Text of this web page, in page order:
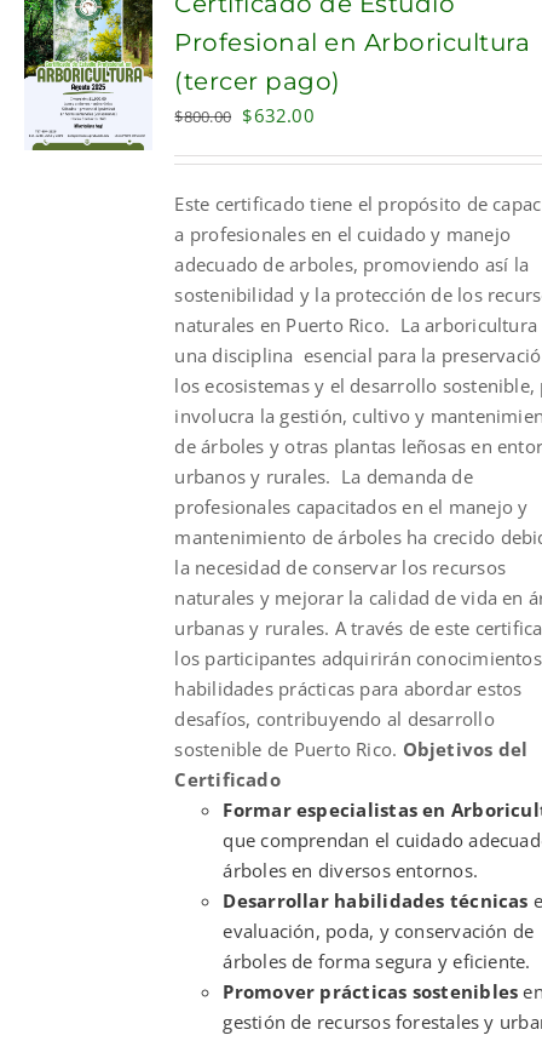
ADD TO
CART
Profesional en Arboricultura
(tercer pago)
$800.00 Original
$800.00.
$632.00Current
$632.00.
Este certificado tiene el propósito de
a profesionales en el cuidado y manejo
adecuado de arboles, promoviendo así la
sostenibilidad y la protección de los
naturales en Puerto Rico. La arboricultura
una disciplina esencial para la
los ecosistemas y el desarrollo sostenible,
involucra la gestión, cultivo y
de árboles y otras plantas leñosas en
urbanos y rurales. La demanda de
profesionales capacitados en el manejo y
mantenimiento de árboles ha crecido
la necesidad de conservar los recursos
naturales y mejorar la calidad de vida en
urbanas y rurales. A través de este
los participantes adquirirán
habilidades prácticas para abordar estos
desafíos, contribuyendo al desarrollo
sostenible de Puerto Rico. Objetivos del
Certificado
Formar especialistas en
que comprendan el cuidado
árboles en diversos entornos.
Desarrollar habilidades técnicas
evaluación, poda, y conservación de
árboles de forma segura y eficiente.
Promover prácticas sostenibles
gestión de recursos forestales y